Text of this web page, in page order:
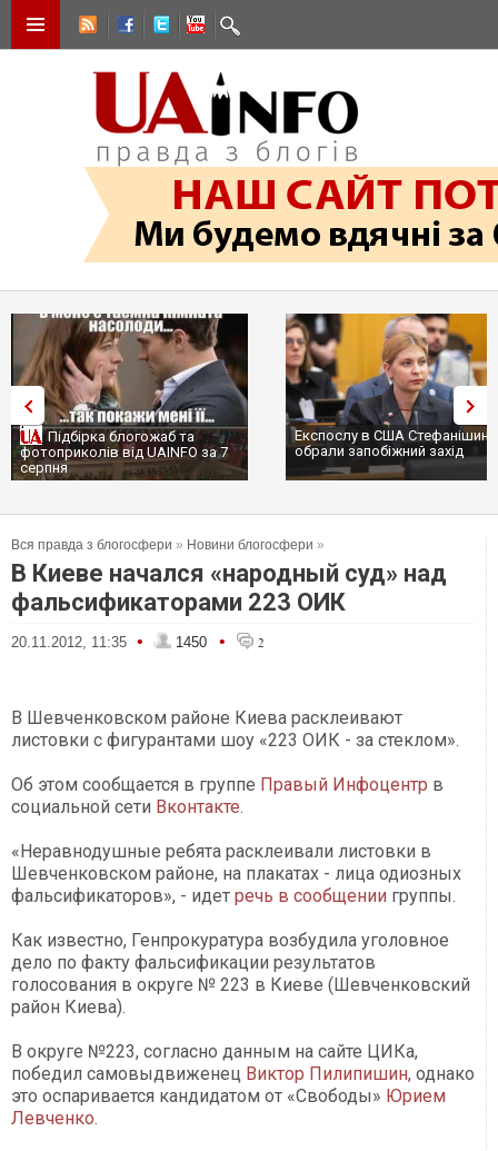
Підбірка блогожаб та
фотоприколів від UAINFO за 7
серпня
Експослу в США
обрали запобіжний захід
Вся правда з блогосфери » Новини блогосфери »
В Киеве начался «народный суд» над
фальсификаторами 223 ОИК
20.11.2012, 11:35 • 1450 • 2
В Шевченковском районе Киева расклеивают
листовки с фигурантами шоу «223 ОИК - за стеклом».
Об этом сообщается в группе Правый Инфоцентр в
социальной сети Вконтакте.
«Неравнодушные ребята расклеивали листовки в
Шевченковском районе, на плакатах - лица одиозных
фальсификаторов», - идет речь в сообщении группы.
Как известно, Генпрокуратура возбудила уголовное
дело по факту фальсификации результатов
голосования в округе № 223 в Киеве (Шевченковский
район Киева).
В округе №223, согласно данным на сайте ЦИКа,
победил самовыдвиженец Виктор Пилипишин, однако
это оспаривается кандидатом от «Свободы» Юрием
Левченко.